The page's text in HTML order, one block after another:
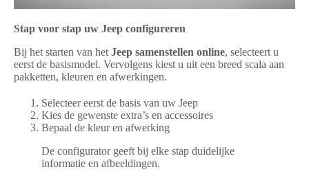
Stap voor stap uw Jeep configureren
Bij het starten van het Jeep samenstellen online, selecteert u
eerst de basismodel. Vervolgens kiest u uit een breed scala aan
pakketten, kleuren en afwerkingen.
Selecteer eerst de basis van uw Jeep
Kies de gewenste extra’s en accessoires
Bepaal de kleur en afwerking
De configurator geeft bij elke stap duidelijke
informatie en afbeeldingen.